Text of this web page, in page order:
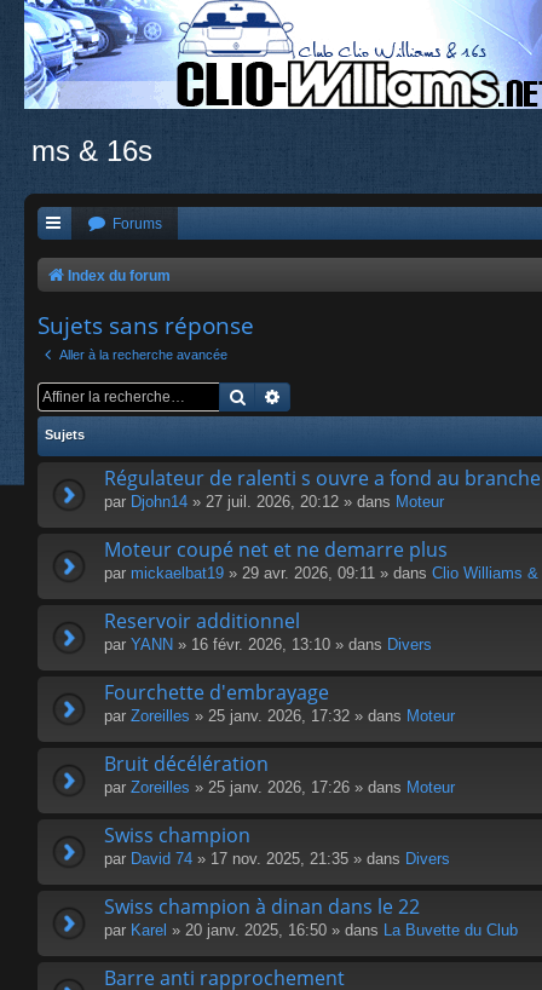
ms & 16s
Forums
Index du forum
Sujets sans réponse
Aller à la recherche avancée
Rechercher
Sujets
Régulateur de ralenti s ouvre a fond au
par Djohn14 » 27 juil. 2026, 20:12 » dans Moteur
Moteur coupé net et ne demarre plus
par mickaelbat19 » 29 avr. 2026, 09:11 » dans Clio Williams &
Reservoir additionnel
par YANN » 16 févr. 2026, 13:10 » dans Divers
Fourchette d'embrayage
par Zoreilles » 25 janv. 2026, 17:32 » dans Moteur
Bruit décélération
par Zoreilles » 25 janv. 2026, 17:26 » dans Moteur
Swiss champion
par David 74 » 17 nov. 2025, 21:35 » dans Divers
Swiss champion à dinan dans le 22
par Karel » 20 janv. 2025, 16:50 » dans La Buvette du Club
Barre anti rapprochement